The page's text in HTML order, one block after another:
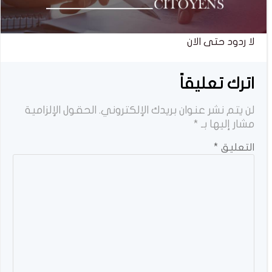
لا ردود حتى الان
اترك تعليقاً
لن يتم نشر عنوان بريدك الإلكتروني. الحقول الإلزامية
مشار إليها بـ *
التعليق *